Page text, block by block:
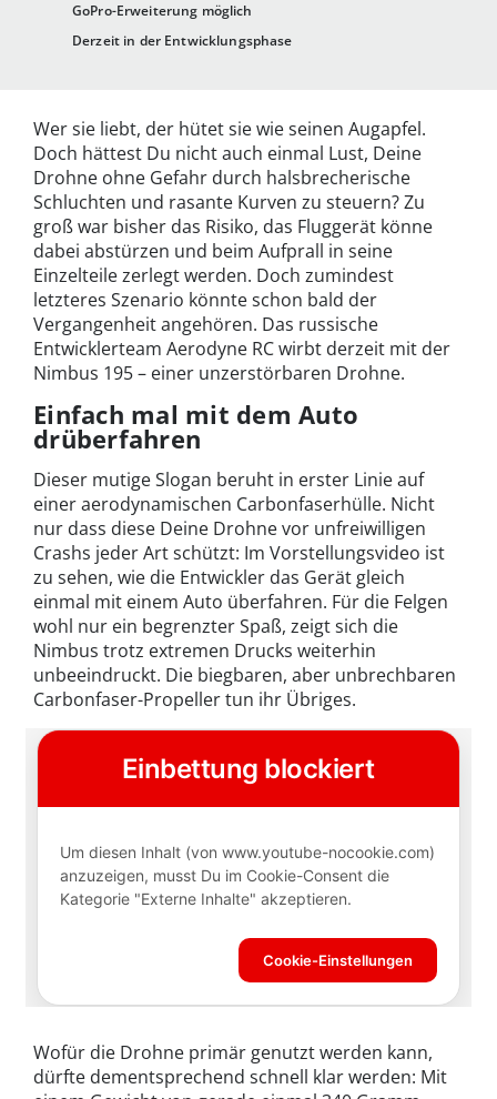
GoPro-Erweiterung möglich
Derzeit in der Entwicklungsphase
Wer sie liebt, der hütet sie wie seinen Augapfel.
Doch hättest Du nicht auch einmal Lust, Deine
Drohne ohne Gefahr durch halsbrecherische
Schluchten und rasante Kurven zu steuern? Zu
groß war bisher das Risiko, das Fluggerät könne
dabei abstürzen und beim Aufprall in seine
Einzelteile zerlegt werden. Doch zumindest
letzteres Szenario könnte schon bald der
Vergangenheit angehören. Das russische
Entwicklerteam Aerodyne RC wirbt derzeit mit der
Nimbus 195 – einer unzerstörbaren Drohne.
Einfach mal mit dem Auto
drüberfahren
Dieser mutige Slogan beruht in erster Linie auf
einer aerodynamischen Carbonfaserhülle. Nicht
nur dass diese Deine Drohne vor unfreiwilligen
Crashs jeder Art schützt: Im Vorstellungsvideo ist
zu sehen, wie die Entwickler das Gerät gleich
einmal mit einem Auto überfahren. Für die Felgen
wohl nur ein begrenzter Spaß, zeigt sich die
Nimbus trotz extremen Drucks weiterhin
unbeeindruckt. Die biegbaren, aber unbrechbaren
Carbonfaser-Propeller tun ihr Übriges.
Wofür die Drohne primär genutzt werden kann,
dürfte dementsprechend schnell klar werden: Mit